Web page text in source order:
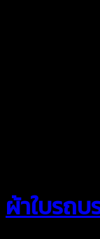
ผ้าใบรถบ